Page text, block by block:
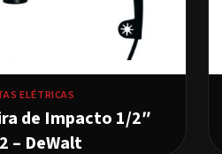
ELÉTRICAS
de Impacto 1/2″
– DeWalt